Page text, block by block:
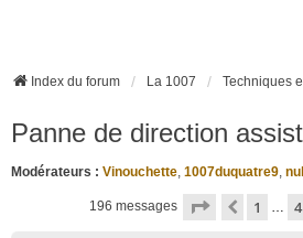
Index du forum La 1007
Panne de direction
Modérateurs : Vinouchette, 1007duquatre9,
196 messages Page sur8
1 … 4